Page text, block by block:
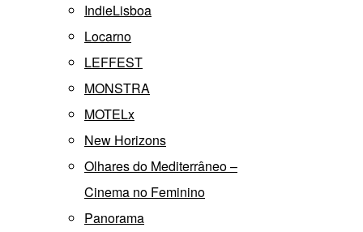
IndieLisboa
Locarno
LEFFEST
MONSTRA
MOTELx
New Horizons
Olhares do Mediterrâneo –
Cinema no Feminino
Panorama